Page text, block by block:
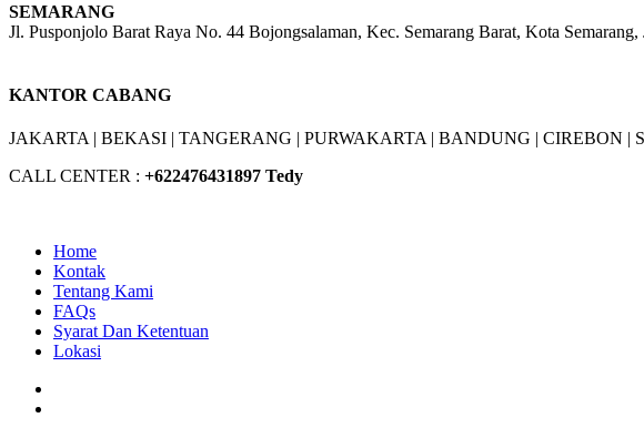
SEMARANG
Jl. Pusponjolo Barat Raya No. 44 Bojongsalaman, Kec. Semarang Barat, Kota Semarang,
KANTOR CABANG
JAKARTA | BEKASI | TANGERANG | PURWAKARTA | BANDUNG | CIREBON |
CALL CENTER : +622476431897 Tedy
Home
Kontak
Tentang Kami
FAQs
Syarat Dan Ketentuan
Lokasi